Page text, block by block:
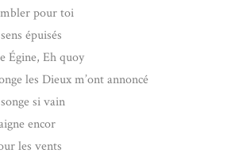
pour toi
épuisés
Égine, Eh quoy
les Dieux m’ont annoncé
si vain
encor
les vents